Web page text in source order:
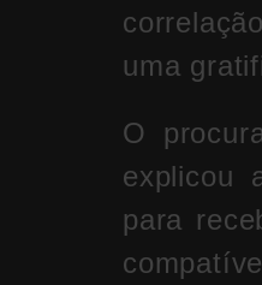
uma
O
explicou
para